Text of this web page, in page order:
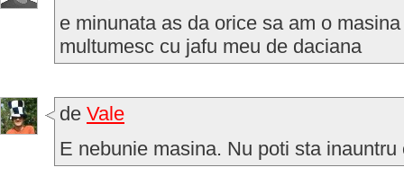
e minunata as da orice sa am o
multumesc cu jafu meu de daciana
de Vale
E nebunie masina. Nu poti sta